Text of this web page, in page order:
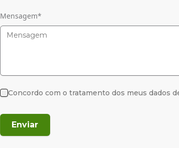
Mensagem*
Concordo com o tratamento dos meus dados
Enviar